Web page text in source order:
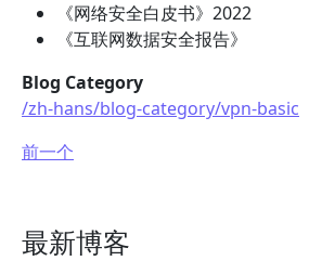
《网络安全白皮书》2022
《互联网数据安全报告》
Blog Category
/zh-hans/blog-category/vpn-basic
前一个
最新博客